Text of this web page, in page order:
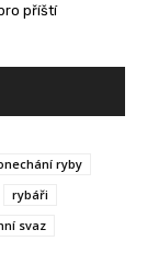
příští
ryby
rybáři
svaz